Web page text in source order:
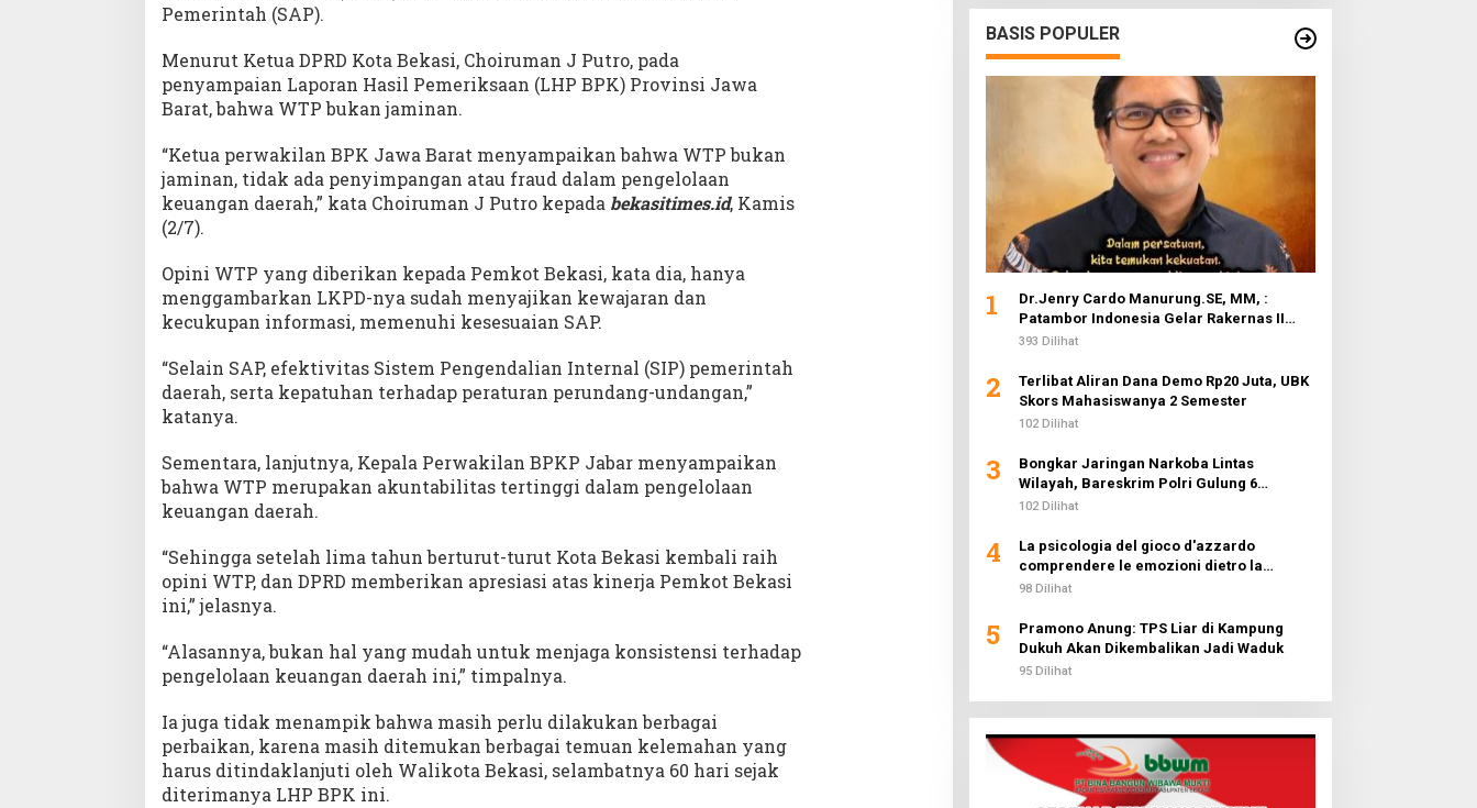
Pemerintah (SAP).
Menurut Ketua DPRD Kota Bekasi, Choiruman J Putro, pada
penyampaian Laporan Hasil Pemeriksaan (LHP BPK) Provinsi Jawa
Barat, bahwa WTP bukan jaminan.
“Ketua perwakilan BPK Jawa Barat menyampaikan bahwa WTP bukan
jaminan, tidak ada penyimpangan atau fraud dalam pengelolaan
keuangan daerah,” kata Choiruman J Putro kepada bekasitimes.id, Kamis
(2/7).
Opini WTP yang diberikan kepada Pemkot Bekasi, kata dia, hanya
menggambarkan LKPD-nya sudah menyajikan kewajaran dan
kecukupan informasi, memenuhi kesesuaian SAP.
“Selain SAP, efektivitas Sistem Pengendalian Internal (SIP) pemerintah
daerah, serta kepatuhan terhadap peraturan perundang-undangan,”
katanya.
Sementara, lanjutnya, Kepala Perwakilan BPKP Jabar menyampaikan
bahwa WTP merupakan akuntabilitas tertinggi dalam pengelolaan
keuangan daerah.
“Sehingga setelah lima tahun berturut-turut Kota Bekasi kembali raih
opini WTP, dan DPRD memberikan apresiasi atas kinerja Pemkot Bekasi
ini,” jelasnya.
“Alasannya, bukan hal yang mudah untuk menjaga konsistensi terhadap
pengelolaan keuangan daerah ini,” timpalnya.
Ia juga tidak menampik bahwa masih perlu dilakukan berbagai
perbaikan, karena masih ditemukan berbagai temuan kelemahan yang
harus ditindaklanjuti oleh Walikota Bekasi, selambatnya 60 hari sejak
diterimanya LHP BPK ini.
BASIS POPULER
1
Dr.Jenry Cardo Manurung.SE, MM, :
Patambor Indonesia Gelar Rakernas II
Evaluasi Program Kerja
393 Dilihat
2
Terlibat Aliran Dana Demo Rp20 Juta, UBK
Skors Mahasiswanya 2 Semester
102 Dilihat
3
Bongkar Jaringan Narkoba Lintas
Wilayah, Bareskrim Polri Gulung 6
Pengedar dan Buru 2 DPO
102 Dilihat
4
La psicologia del gioco d'azzardo
comprendere le emozioni dietro la
fortuna
98 Dilihat
5
Pramono Anung: TPS Liar di Kampung
Dukuh Akan Dikembalikan Jadi Waduk
95 Dilihat